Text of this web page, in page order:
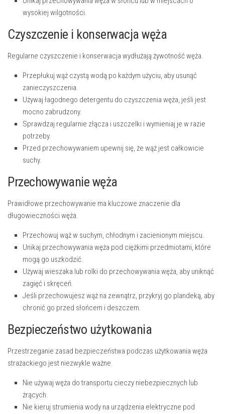
wysokiej wilgotności.
Czyszczenie i konserwacja węża
Regularne czyszczenie i konserwacja wydłużają żywotność węża.
Przepłukuj wąż czystą wodą po każdym użyciu, aby usunąć
zanieczyszczenia.
Używaj łagodnego detergentu do czyszczenia węża, jeśli jest
mocno zabrudzony.
Sprawdzaj regularnie złącza i uszczelki i wymieniaj je w razie
potrzeby.
Przed przechowywaniem upewnij się, że wąż jest całkowicie
suchy.
Przechowywanie węża
Prawidłowe przechowywanie ma kluczowe znaczenie dla
długowieczności węża.
Przechowuj wąż w suchym, chłodnym i zacienionym miejscu.
Unikaj przechowywania węża pod ciężkimi przedmiotami, które
mogą go uszkodzić.
Używaj wieszaka lub rolki do przechowywania węża, aby uniknąć
zagięć i skręceń.
Jeśli przechowujesz wąż na zewnątrz, przykryj go plandeką, aby
chronić go przed słońcem i deszczem.
Bezpieczeństwo użytkowania
Przestrzeganie zasad bezpieczeństwa podczas użytkowania węża
strażackiego jest niezwykle ważne.
Nie używaj węża do transportu cieczy niebezpiecznych lub
żrących.
Nie kieruj strumienia wody na urządzenia elektryczne pod